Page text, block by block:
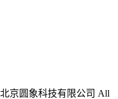
北京圆象科技有限公司 All